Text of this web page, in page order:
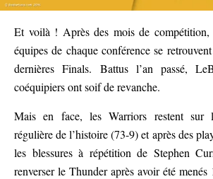
Et voilà ! Après des mois de compétition,
équipes de chaque conférence se
dernières Finals. Battus l’an passé,
coéquipiers ont soif de revanche.
Mais en face, les Warriors restent sur
régulière de l’histoire (73-9) et après des
les blessures à répétition de Stephen
renverser le Thunder après avoir été